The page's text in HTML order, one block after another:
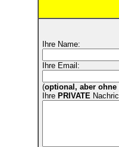
Ihre Name:
Ihre Email:
(optional, aber
Ihre PRIVATE